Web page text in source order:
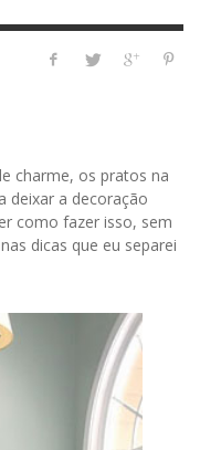
charme, os pratos na
deixar a decoração
como fazer isso, sem
dicas que eu separei